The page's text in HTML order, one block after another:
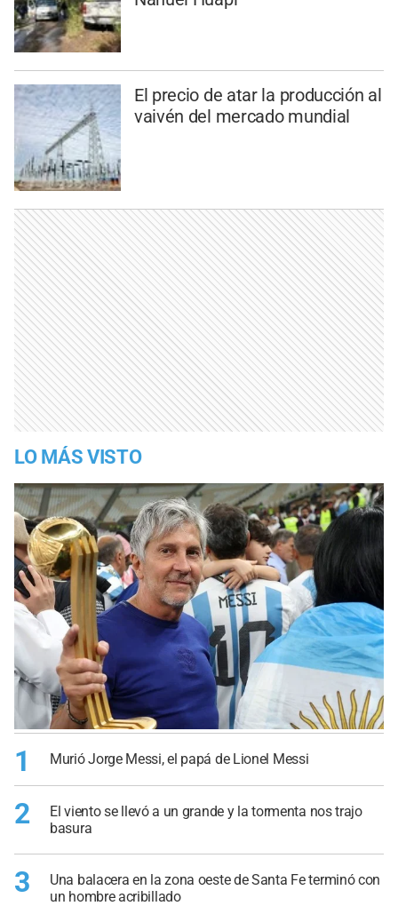
El precio de atar la producción al
vaivén del mercado mundial
LO MÁS VISTO
1 Murió Jorge Messi, el papá de Lionel Messi
2
El viento se llevó a un grande y la tormenta nos trajo
basura
3
Una balacera en la zona oeste de Santa Fe terminó con
un hombre acribillado